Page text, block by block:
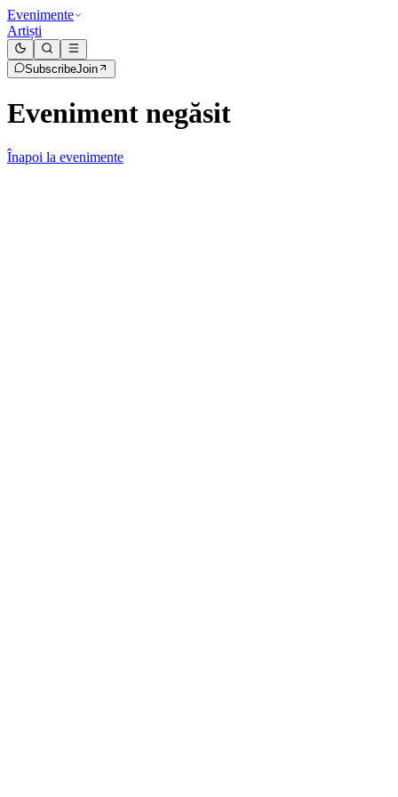
Evenimente
Artiști
SubscribeJoin
Eveniment negăsit
Înapoi la evenimente